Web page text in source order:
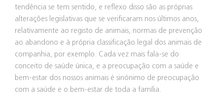
tendência se tem sentido, e reflexo disso são as próprias
alterações legislativas que se verificaram nos últimos anos,
relativamente ao registo de animais, normas de prevenção
ao abandono e à própria classificação legal dos animais de
companhia, por exemplo. Cada vez mais fala-se do
conceito de saúde única, e a preocupação com a saúde e
bem-estar dos nossos animais é sinónimo de preocupação
com a saúde e o bem-estar de toda a família.